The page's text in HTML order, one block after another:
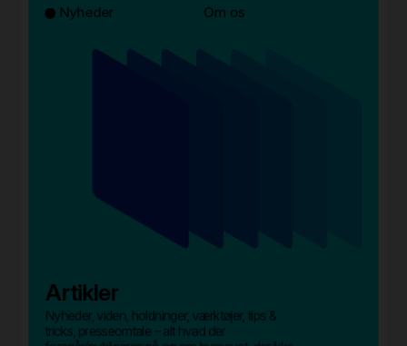
Nyheder Om os
Artikler
Nyheder, viden, holdninger, værktøjer, tips &
tricks, presseomtale – alt hvad der